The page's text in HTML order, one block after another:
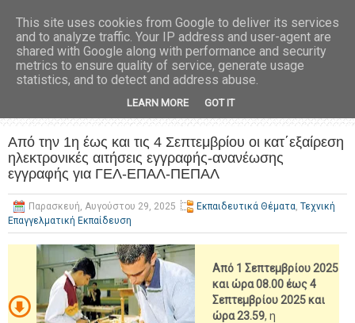
Από την 1η έως και τις 4 Σεπτεμβρίου οι κατ΄εξαίρεση
ηλεκτρονικές αιτήσεις εγγραφής-ανανέωσης
εγγραφής για ΓΕΛ-ΕΠΑΛ-ΠΕΠΑΛ
Παρασκευή, Αυγούστου 29, 2025 Εκπαιδευτικά Θέματα, Τεχνική
Επαγγελματική Εκπαίδευση
Από 1 Σεπτεμβρίου 2025
και ώρα 08.00 έως 4
Σεπτεμβρίου 2025 και
ώρα23.59, η
This site uses cookies from Google to deliver its services
and to analyze traffic. Your IP address and user-agent are
shared with Google along with performance and security
metrics to ensure quality of service, generate usage
statistics, and to detect and address abuse.
LEARN MORE GOT IT